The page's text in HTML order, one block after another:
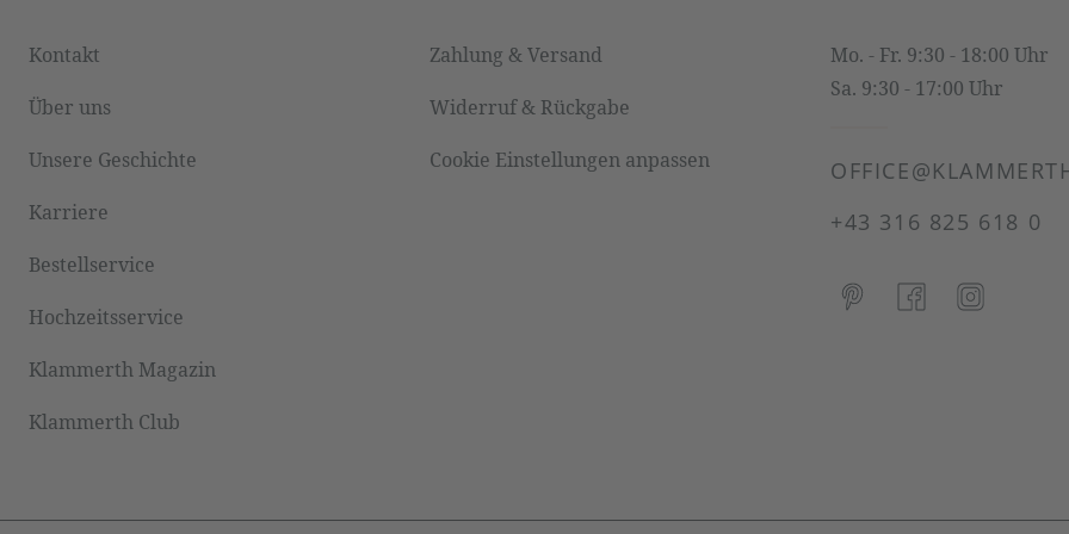
Kontakt
Über uns
Unsere Geschichte
Karriere
Bestellservice
Hochzeitsservice
Klammerth Magazin
Klammerth Club
Zahlung & Versand
Widerruf & Rückgabe
Cookie Einstellungen anpassen
Mo. - Fr. 9:30 - 18:00 Uhr
Sa. 9:30 - 17:00 Uhr
+43 316 825 618 0